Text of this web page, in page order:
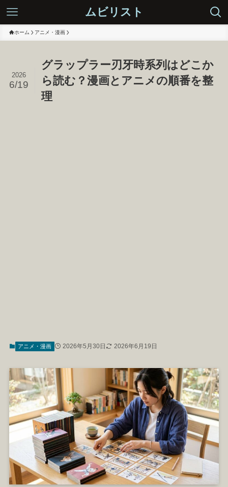
ムビリスト
ホーム アニメ・漫画
グラップラー刃牙時系列はどこか
ら読む？漫画とアニメの順番を整
理
2026
6/19
アニメ・漫画 2026年5月30日 2026年6月19日